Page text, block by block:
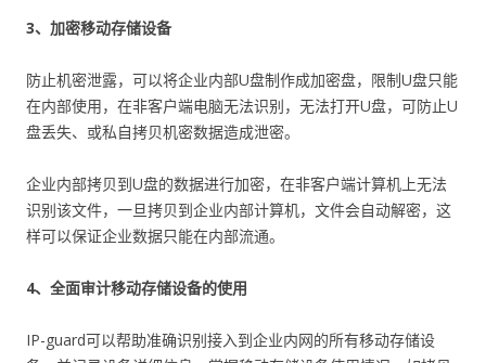
3、加密移动存储设备
防止机密泄露，可以将企业内部U盘制作成加密盘，限制U盘只能
在内部使用，在非客户端电脑无法识别，无法打开U盘，可防止U
盘丢失、或私自拷贝机密数据造成泄密。
企业内部拷贝到U盘的数据进行加密，在非客户端计算机上无法
识别该文件，一旦拷贝到企业内部计算机，文件会自动解密，这
样可以保证企业数据只能在内部流通。
4、全面审计移动存储设备的使用
IP-guard可以帮助准确识别接入到企业内网的所有移动存储设